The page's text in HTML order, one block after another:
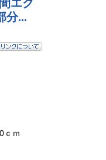
ｃｍ